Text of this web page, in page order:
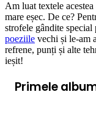
Am luat textele
mare eșec. De ce?
strofele gândite
poeziile vechi și le-am
refrene, punți și alte
ieșit!
Primele